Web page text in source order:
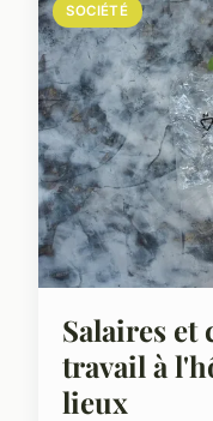
SOCIÉTÉ
Salaires et
travail à
lieux